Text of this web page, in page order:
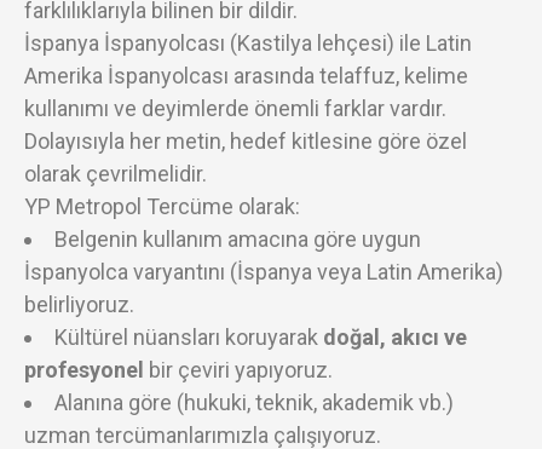
farklılıklarıyla bilinen bir dildir.
İspanya İspanyolcası (Kastilya lehçesi) ile Latin
Amerika İspanyolcası arasında telaffuz, kelime
kullanımı ve deyimlerde önemli farklar vardır.
Dolayısıyla her metin, hedef kitlesine göre özel
olarak çevrilmelidir.
YP Metropol Tercüme olarak:
Belgenin kullanım amacına göre uygun
İspanyolca varyantını (İspanya veya Latin Amerika)
belirliyoruz.
Kültürel nüansları koruyarak doğal, akıcı ve
profesyonel bir çeviri yapıyoruz.
Alanına göre (hukuki, teknik, akademik vb.)
uzman tercümanlarımızla çalışıyoruz.